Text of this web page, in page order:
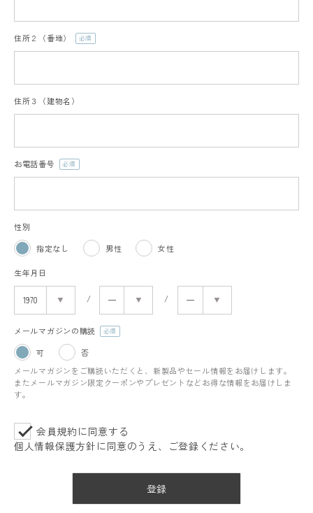
住所２（番地）
(必
住所３（建物名）
お電話番号
(必
性別
指定なし
男性 女性
生年月日
メールマガジンの購読
可
否
メールマガジンをご購読いただくと、新製品やセール情報をお届けします。
またメールマガジン限定クーポンやプレゼントなどお得な情報をお届けしま
す。
会員規約 に同意する
個人情報保護方針 に同意のうえ、ご登録ください。
登録